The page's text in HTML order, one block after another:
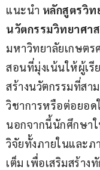
แนะนำ หลักสูตรวิ
นวัตกรรมวิทยาศา
มหาวิทยาลัยเกษตร
สอนที่มุ่งเน้นให้ผู้เรี
สร้างนวัตกรรมที่สา
วิชาการหรือต่อยอ
นอกจากนี้นักศึกษา
วิจัยทั้งภายในและภ
เต็ม เพื่อเสริมสร้าง